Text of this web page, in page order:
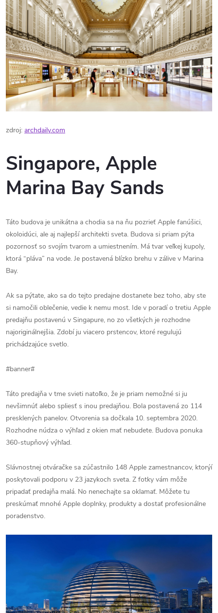
zdroj: archdaily.com
Singapore, Apple
Marina Bay Sands
Táto budova je unikátna a chodia sa na ňu pozrieť Apple fanúšici,
okoloidúci, ale aj najlepší architekti sveta. Budova si priam pýta
pozornosť so svojím tvarom a umiestnením. Má tvar veľkej kupoly,
ktorá “pláva” na vode. Je postavená blízko brehu v zálive v Marina
Bay.
Ak sa pýtate, ako sa do tejto predajne dostanete bez toho, aby ste
si namočili oblečenie, vedie k nemu most. Ide v poradí o tretiu Apple
predajňu postavenú v Singapure, no zo všetkých je rozhodne
najoriginálnejšia. Zdobí ju viacero prstencov, ktoré regulujú
prichádzajúce svetlo.
#banner#
Táto predajňa v tme svieti natoľko, že je priam nemožné si ju
nevšimnúť alebo spliesť s inou predajňou. Bola postavená zo 114
presklených panelov. Otvorenia sa dočkala 10. septembra 2020.
Rozhodne núdza o výhľad z okien mať nebudete. Budova ponuka
360-stupňový výhľad.
Slávnostnej otváračke sa zúčastnilo 148 Apple zamestnancov, ktorýí
poskytovali podporu v 23 jazykoch sveta. Z fotky vám môže
pripadať predajňa malá. No nenechajte sa oklamať. Môžete tu
preskúmať mnohé Apple doplnky, produkty a dostať profesionálne
poradenstvo.